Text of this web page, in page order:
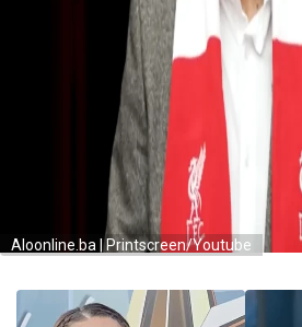
Aloonline.ba | Printscreen/Youtube